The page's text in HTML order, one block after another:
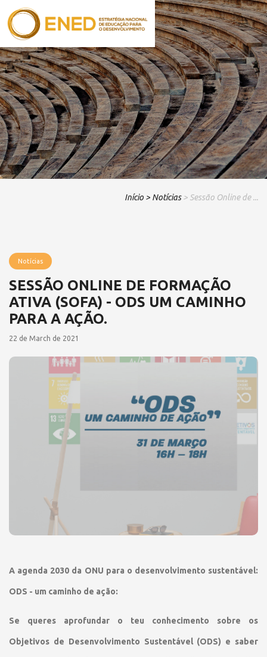
Início > Notícias > Sessão Online de ...
Notícias
SESSÃO ONLINE DE FORMAÇÃO
ATIVA (SOFA) - ODS UM CAMINHO
PARA A AÇÃO.
22 de March de 2021
A agenda 2030 da ONU para o desenvolvimento sustentável:
ODS - um caminho de ação:
Se queres aprofundar o teu conhecimento sobre os
Objetivos de Desenvolvimento Sustentável (ODS) e saber